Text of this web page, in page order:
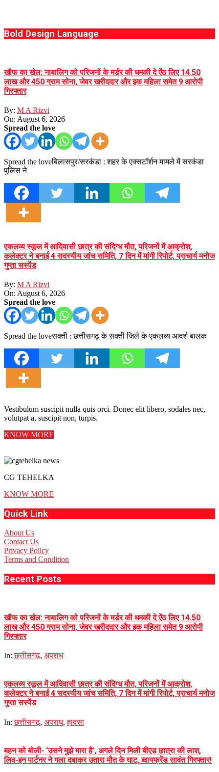
Bold Design Language
खौफ का खेल: नाबालिग को परिजनों के मर्डर की धमकी दे ऐंठ लिए 14.50
लाख और 450 ग्राम सोना, जेवर खरीददार और इक महिला समेत 9 आरोपी
गिरफ्तार
By: M A Rizvi
On: August 6, 2026
Spread the love
Spread the loveबिलासपुर/सरकंडा : शहर के एक्सटॉर्शन मामले में सरकंडा
पुलिस ने
एकलव्य स्कूल में आदिवासी छात्र की संदिग्ध मौत, परिजनों में आक्रोश,
कलेक्टर ने बनाई 4 सदस्यीय जांच समिति, 7 दिन में मांगी रिपोर्ट, प्राचार्य मनोज
गुप्ता सस्पेंड
By: M A Rizvi
On: August 6, 2026
Spread the love
Spread the loveसक्ती : छत्तीसगढ़ के सक्ती जिले के एकलव्य आदर्श बालक
Vestibulum suscipit nulla quis orci. Donec elit libero, sodales nec,
volutpat a, suscipit non, turpis.
KNOW MORE
CG TEHELKA
KNOW MORE
Quick Link
About Us
Contact Us
Privacy Policy
Terms and Condition
Recent Posts
खौफ का खेल: नाबालिग को परिजनों के मर्डर की धमकी दे ऐंठ लिए 14.50
लाख और 450 ग्राम सोना, जेवर खरीददार और इक महिला समेत 9 आरोपी
गिरफ्तार
In: छत्तीसगढ़, अपराध
एकलव्य स्कूल में आदिवासी छात्र की संदिग्ध मौत, परिजनों में आक्रोश,
कलेक्टर ने बनाई 4 सदस्यीय जांच समिति, 7 दिन में मांगी रिपोर्ट, प्राचार्य मनोज
गुप्ता सस्पेंड
In: छत्तीसगढ़, अपराध,हादसा
बहन को बोली- ‘उसने मुझे मारा है’, अगले दिन मिली बीएड छात्रा की लाश,
लिव-इन पार्टनर ने गला दबाकर उतारा मौत के घाट, ब्वायफ्रेंड सावंत गिरफ्तार!